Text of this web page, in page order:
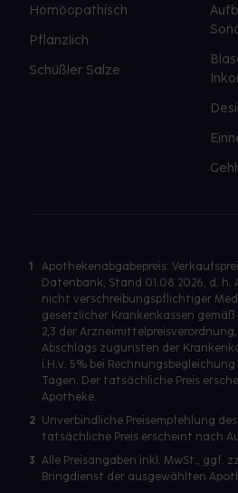
Homöopathisch
Pflanzlich
Schüßler Salze
1
Apothekenabgabepreis:
Datenbank, Stand 01.08.2026, d. h.
nicht verschreibungspflichtiger
gesetzlicher Krankenkassen gemäß §
2,3 der
Abschlags zugunsten der
i.H.v. 5% bei
Tagen. Der tatsächliche Preis
Apotheke.
2 Unverbindliche Preisempfehlung
tatsächliche Preis erscheint nach
3 Alle Preisangaben inkl. MwSt., ggf.
Bringdienst der ausgewählten